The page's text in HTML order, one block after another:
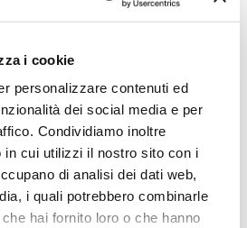
i cookie
personalizzare contenuti ed
dei social media e per
Condividiamo inoltre
in cui utilizzi il nostro sito con i
di analisi dei dati web,
i quali potrebbero combinarle
hai fornito loro o che hanno
elettrico Stanzani, un
amplificatore, cuffie, aste e
il mio compagno. Lo
meraviglioso e il resto dei
I venditori son..